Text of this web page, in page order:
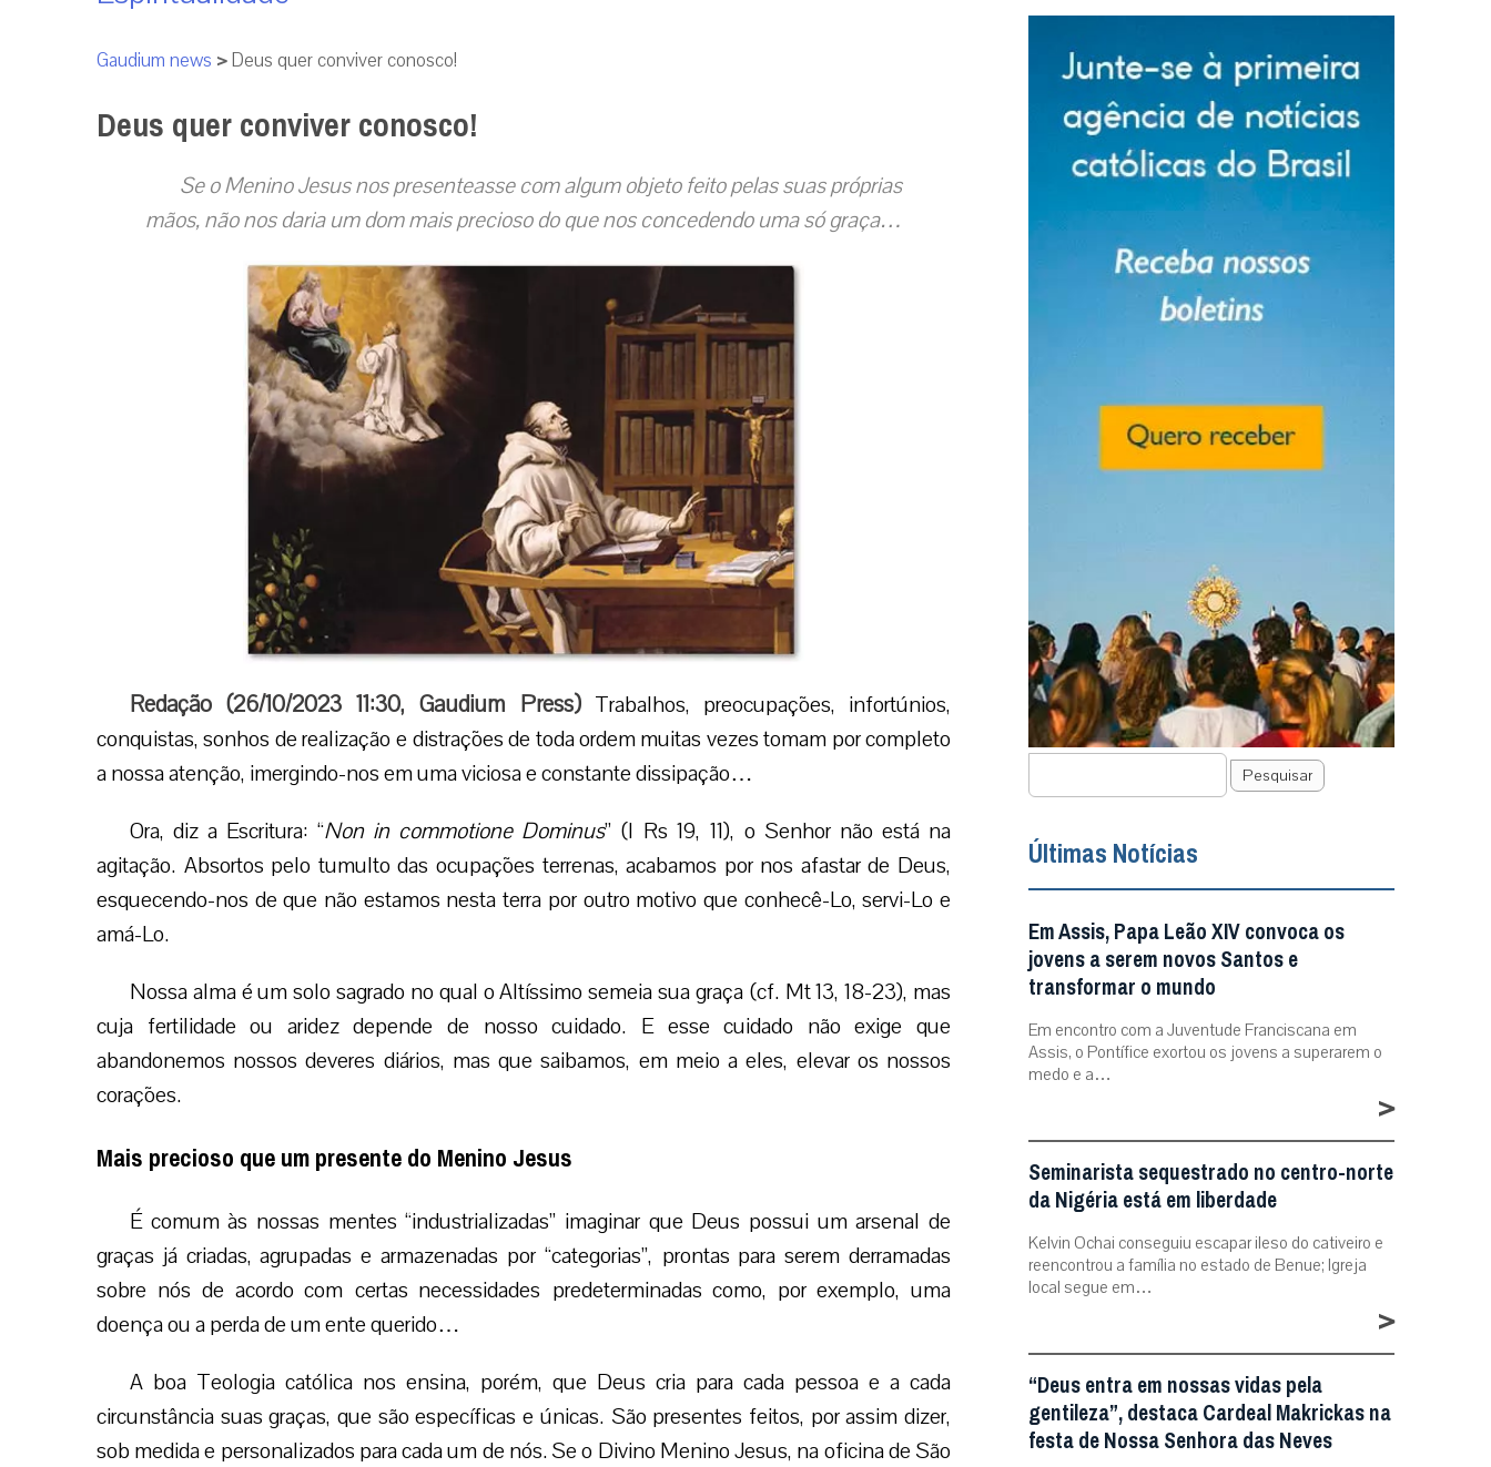
Gaudium news >Deus quer conviver conosco!
Deus quer conviver conosco!
Se o Menino Jesus nos presenteasse com algum objeto feito pelas suas próprias
mãos, não nos daria um dom mais precioso do que nos concedendo uma só graça…
Redação (26/10/2023 11:30,Gaudium Press)Trabalhos, preocupações, infortúnios,
conquistas, sonhos de realização e distrações de toda ordem muitas vezes tomam por completo
a nossa atenção, imergindo-nos em uma viciosa e constante dissipação…
Ora, diz a Escritura: “Non in commotione Dominus” (I Rs 19, 11), o Senhor não está na
agitação. Absortos pelo tumulto das ocupações terrenas, acabamos por nos afastar de Deus,
esquecendo-nos de que não estamos nesta terra por outro motivo que conhecê-Lo, servi-Lo e
amá-Lo.
Nossa alma é um solo sagrado no qual o Altíssimo semeia sua graça (cf. Mt 13, 18-23), mas
cuja fertilidade ou aridez depende de nosso cuidado. E esse cuidado não exige que
abandonemos nossos deveres diários, mas que saibamos, em meio a eles, elevar os nossos
corações.
Mais precioso que um presente do Menino Jesus
É comum às nossas mentes “industrializadas” imaginar que Deus possui um arsenal de
graças já criadas, agrupadas e armazenadas por “categorias”, prontas para serem derramadas
sobre nós de acordo com certas necessidades predeterminadas como, por exemplo, uma
doença ou a perda de um ente querido…
A boa Teologia católica nos ensina, porém, que Deus cria para cada pessoa e a cada
circunstância suas graças, que são específicas e únicas. São presentes feitos, por assim dizer,
sob medida e personalizados para cada um de nós. Se o Divino Menino Jesus, na oficina de São
Pesquisar
Últimas Notícias
Em Assis, Papa Leão XIV convoca os
jovens a serem novos Santos e
transformar o mundo
Em encontro com a Juventude Franciscana em
Assis, o Pontífice exortou os jovens a superarem o
medo e a…
>
Seminarista sequestrado no centro-norte
da Nigéria está em liberdade
Kelvin Ochai conseguiu escapar ileso do cativeiro e
reencontrou a família no estado de Benue; Igreja
local segue em…
>
“Deus entra em nossas vidas pela
gentileza”, destaca Cardeal Makrickas na
festa de Nossa Senhora das Neves